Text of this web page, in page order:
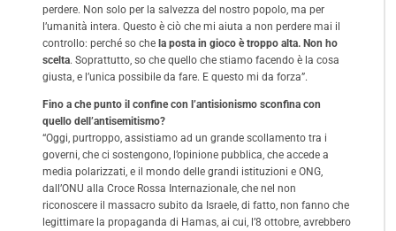
perdere. Non solo per la salvezza del nostro popolo, ma per
l’umanità intera. Questo è ciò che mi aiuta a non perdere mai il
controllo: perché so che la posta in gioco è troppo alta. Non ho
scelta. Soprattutto, so che quello che stiamo facendo è la cosa
giusta, e l’unica possibile da fare. E questo mi da forza”.
Fino a che punto il confine con l’antisionismo sconfina con
quello dell’antisemitismo?
“Oggi, purtroppo, assistiamo ad un grande scollamento tra i
governi, che ci sostengono, l’opinione pubblica, che accede a
media polarizzati, e il mondo delle grandi istituzioni e ONG,
dall’ONU alla Croce Rossa Internazionale, che nel non
riconoscere il massacro subito da Israele, di fatto, non fanno che
legittimare la propaganda di Hamas, ai cui, l’8 ottobre, avrebbero